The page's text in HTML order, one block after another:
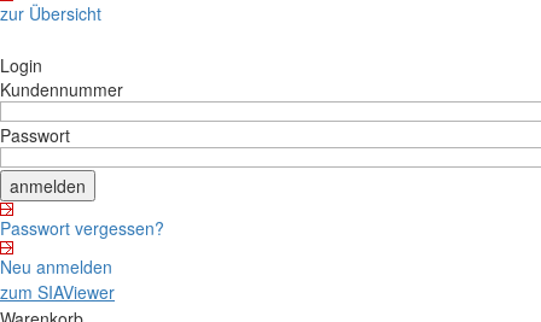
zur Übersicht
Login
Kundennummer
Passwort
Passwort vergessen?
Neu anmelden
zum SIAViewer